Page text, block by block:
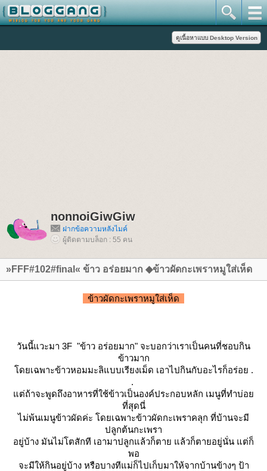
nonnoiGiwGiw
ฝากข้อความหลังไมค์
ผู้ติดตามบล็อก : 55 คน
»FFF#102#final« ข้าว อร่อยมาก ◆ข้าวผัดกะเพราหมูใส่เห็ด
ข้าวผัดกะเพราหมูใส่เห็ด
วันนี้แวะมา 3F "ข้าว อร่อยมาก" จะบอกว่าเราเป็นคนที่ชอบกิน
ข้าวมาก
ดยเฉพาะข้าวหอมมะลิแบบเรียงเม็ด เอาไปกินกับอะไรก็อร่อย .
.
ต่ถ้าจะพูดถึงอาหารที่ใช้ข้าวเป็นองค์ประกอบหลัก เมนูที่ทำบ่อ
ที่สุดนี่
ไม่พ้นเมนูข้าวผัดค่ะ โดยเฉพาะข้าวผัดกะเพราคลุก ที่บ้านจะมี
ปลูกต้นกะเพรา
อยู่บ้าง มันไม่โตสักที เอามาปลูกแล้วก็ตาย แล้วก็ตายอยู่นั่น แต่ก็
พอ
จะมีให้กินอยู่บ้าง หรือบางทีแม่ก็ไปเก็บมาให้จากบ้านข้างๆ ป้า